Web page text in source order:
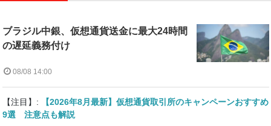
ブラジル中銀、仮想通貨送金に最大24時間
の遅延義務付け
08/08 14:00
【注目】:
【2026年8月最新】仮想通貨取引所のキャンペーンおすすめ
9選 注意点も解説